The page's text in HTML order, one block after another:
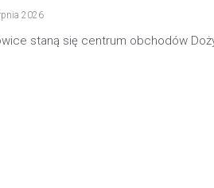
2026
staną się centrum obchodów